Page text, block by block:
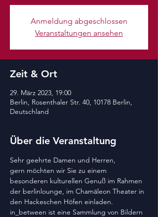
Anmeldung abgeschlossen
Veranstaltungen ansehen
Zeit & Ort
29. März 2023, 19:00
Berlin, Rosenthaler Str. 40, 10178 Berlin,
Deutschland
Über die Veranstaltung
Sehr geehrte Damen und Herren,
gern möchten wir Sie zu einem
besonderen kulturellen Genuß im Rahmen
der berlinlounge, im Chamäleon Theater in
den Hackeschen Höfen einladen.
in_between ist eine Sammlung von Bildern